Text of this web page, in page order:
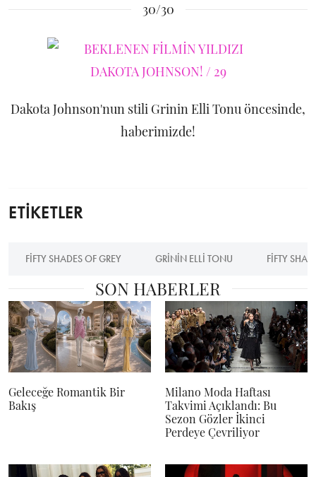
30/30
Dakota Johnson'nun stili Grinin Elli Tonu öncesinde,
haberimizde!
ETİKETLER
FIFTY SHADES OF GREY GRININ ELLI TONU FIFTY
SON HABERLER
Geleceğe Romantik Bir
Bakış
Milano Moda Haftası
Takvimi Açıklandı: Bu
Sezon Gözler İkinci
Perdeye Çevriliyor